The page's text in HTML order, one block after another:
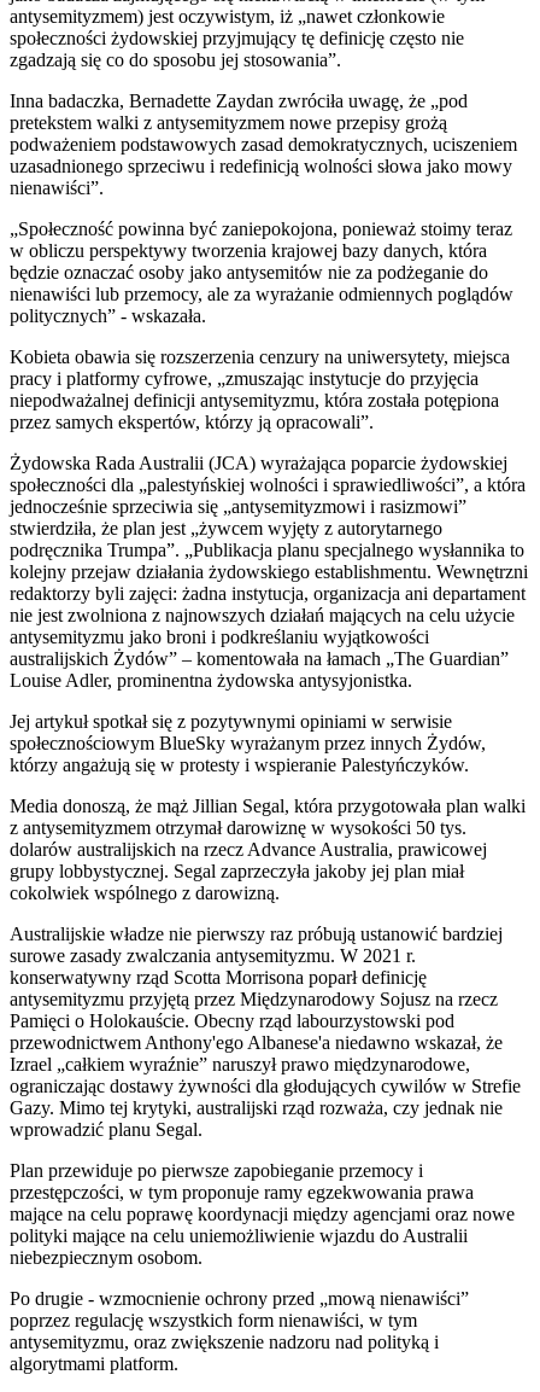
antysemityzmem) jest oczywistym, iż „nawet członkowie
społeczności żydowskiej przyjmujący tę definicję często nie
zgadzają się co do sposobu jej stosowania”.
Inna badaczka, Bernadette Zaydan zwróciła uwagę, że „pod
pretekstem walki z antysemityzmem nowe przepisy grożą
podważeniem podstawowych zasad demokratycznych, uciszeniem
uzasadnionego sprzeciwu i redefinicją wolności słowa jako mowy
nienawiści”.
„Społeczność powinna być zaniepokojona, ponieważ stoimy teraz
w obliczu perspektywy tworzenia krajowej bazy danych, która
będzie oznaczać osoby jako antysemitów nie za podżeganie do
nienawiści lub przemocy, ale za wyrażanie odmiennych poglądów
politycznych” - wskazała.
Kobieta obawia się rozszerzenia cenzury na uniwersytety, miejsca
pracy i platformy cyfrowe, „zmuszając instytucje do przyjęcia
niepodważalnej definicji antysemityzmu, która została potępiona
przez samych ekspertów, którzy ją opracowali”.
Żydowska Rada Australii (JCA) wyrażająca poparcie żydowskiej
społeczności dla „palestyńskiej wolności i sprawiedliwości”, a która
jednocześnie sprzeciwia się „antysemityzmowi i rasizmowi”
stwierdziła, że plan jest „żywcem wyjęty z autorytarnego
podręcznika Trumpa”. „Publikacja planu specjalnego wysłannika to
kolejny przejaw działania żydowskiego establishmentu. Wewnętrzni
redaktorzy byli zajęci: żadna instytucja, organizacja ani departament
nie jest zwolniona z najnowszych działań mających na celu użycie
antysemityzmu jako broni i podkreślaniu wyjątkowości
australijskich Żydów” – komentowała na łamach „The Guardian”
Louise Adler, prominentna żydowska antysyjonistka.
Jej artykuł spotkał się z pozytywnymi opiniami w serwisie
społecznościowym BlueSky wyrażanym przez innych Żydów,
którzy angażują się w protesty i wspieranie Palestyńczyków.
Media donoszą, że mąż Jillian Segal, która przygotowała plan walki
z antysemityzmem otrzymał darowiznę w wysokości 50 tys.
dolarów australijskich na rzecz Advance Australia, prawicowej
grupy lobbystycznej. Segal zaprzeczyła jakoby jej plan miał
cokolwiek wspólnego z darowizną.
Australijskie władze nie pierwszy raz próbują ustanowić bardziej
surowe zasady zwalczania antysemityzmu. W 2021 r.
konserwatywny rząd Scotta Morrisona poparł definicję
antysemityzmu przyjętą przez Międzynarodowy Sojusz na rzecz
Pamięci o Holokauście. Obecny rząd labourzystowski pod
przewodnictwem Anthony'ego Albanese'a niedawno wskazał, że
Izrael „całkiem wyraźnie” naruszył prawo międzynarodowe,
ograniczając dostawy żywności dla głodujących cywilów w Strefie
Gazy. Mimo tej krytyki, australijski rząd rozważa, czy jednak nie
wprowadzić planu Segal.
Plan przewiduje po pierwsze zapobieganie przemocy i
przestępczości, w tym proponuje ramy egzekwowania prawa
mające na celu poprawę koordynacji między agencjami oraz nowe
polityki mające na celu uniemożliwienie wjazdu do Australii
niebezpiecznym osobom.
Po drugie - wzmocnienie ochrony przed „mową nienawiści”
poprzez regulację wszystkich form nienawiści, w tym
antysemityzmu, oraz zwiększenie nadzoru nad polityką i
algorytmami platform.